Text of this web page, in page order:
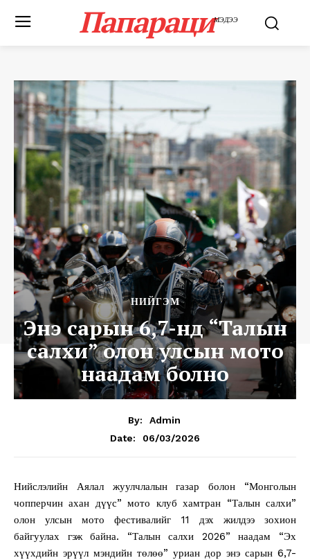
ПапарациМЭДЭЭ
НИЙГЭМ
Энэ сарын 6,7-нд “Талын
салхи” олон улсын мото
наадам болно
By:
Admin
Date:
06/03/2026
Нийслэлийн Аялал жуулчлалын газар болон “Монголын
чопперчин ахан дүүс” мото клуб хамтран “Талын салхи”
олон улсын мото фестивалийг 11 дэх жилдээ зохион
байгуулах гэж байна. “Талын салхи 2026” наадам “Эх
хүүхдийн эрүүл мэндийн төлөө” уриан дор энэ сарын 6,7-